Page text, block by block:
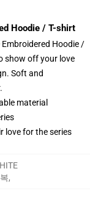
Hoodie / T-shirt
Hoodie /
show off your love
Soft and
material
love for the series
,